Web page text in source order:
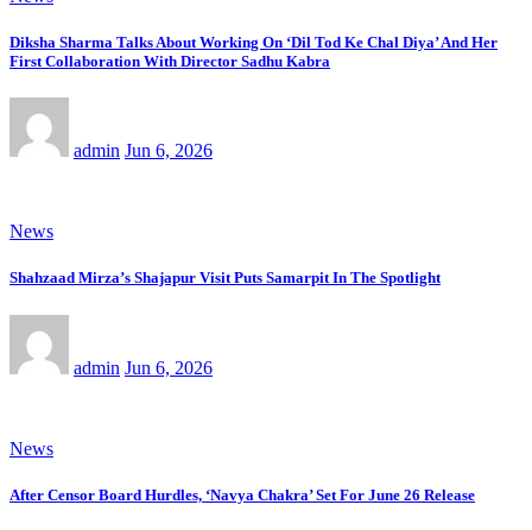
Diksha Sharma Talks About Working On ‘Dil Tod Ke Chal Diya’ And Her
First Collaboration With Director Sadhu Kabra
admin Jun 6, 2026
News
Shahzaad Mirza’s Shajapur Visit Puts Samarpit In The Spotlight
admin Jun 6, 2026
News
After Censor Board Hurdles, ‘Navya Chakra’ Set For June 26 Release